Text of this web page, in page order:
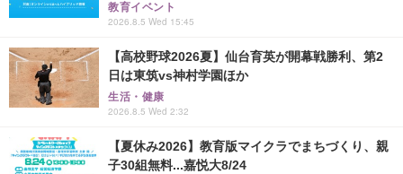
教育イベント
2026.8.5 Wed 15:45
【高校野球2026夏】仙台育英が開幕戦勝利、第2
日は東筑vs神村学園ほか
生活・健康
2026.8.5 Wed 2:32
【夏休み2026】教育版マイクラでまちづくり、親
子30組無料...嘉悦大8/24